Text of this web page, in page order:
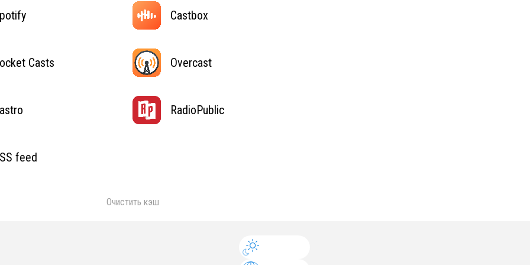
Castbox
Casts Overcast
RadioPublic
feed
Очистить кэш